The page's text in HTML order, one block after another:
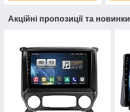
Акційні пропозиції та новинки